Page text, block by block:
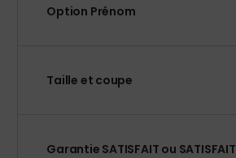
Option Prénom
Taille et coupe
Garantie SATISFAIT ou SATISFAIT